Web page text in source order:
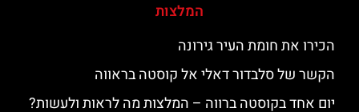
המלצות
הכירו את חומת העיר גירונה
הקשר של סלבדור דאלי אל קוסטה בראווה
יום אחד בקוסטה ברווה – המלצות מה לראות ולעשות?